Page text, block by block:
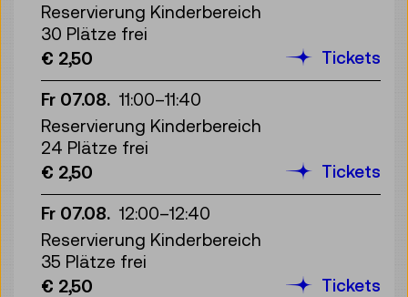
Reservierung Kinderbereich
30 Plätze frei
€ 2,50
Tickets
Fr 07.08. 11:00–11:40
Reservierung Kinderbereich
24 Plätze frei
€ 2,50
Tickets
Fr 07.08. 12:00–12:40
Reservierung Kinderbereich
35 Plätze frei
€ 2,50
Tickets